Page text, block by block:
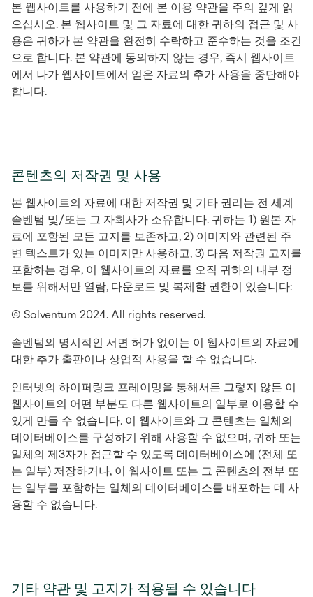
본 웹사이트를 사용하기 전에 본 이용 약관을 주의 깊게 읽
으십시오. 본 웹사이트 및 그 자료에 대한 귀하의 접근 및 사
용은 귀하가 본 약관을 완전히 수락하고 준수하는 것을 조건
으로 합니다. 본 약관에 동의하지 않는 경우, 즉시 웹사이트
에서 나가 웹사이트에서 얻은 자료의 추가 사용을 중단해야
합니다.
콘텐츠의 저작권 및 사용
본 웹사이트의 자료에 대한 저작권 및 기타 권리는 전 세계
솔벤텀 및/또는 그 자회사가 소유합니다. 귀하는 1) 원본 자
료에 포함된 모든 고지를 보존하고, 2) 이미지와 관련된 주
변 텍스트가 있는 이미지만 사용하고, 3) 다음 저작권 고지를
포함하는 경우, 이 웹사이트의 자료를 오직 귀하의 내부 정
보를 위해서만 열람, 다운로드 및 복제할 권한이 있습니다:
© Solventum 2024. All rights reserved.
솔벤텀의 명시적인 서면 허가 없이는 이 웹사이트의 자료에
대한 추가 출판이나 상업적 사용을 할 수 없습니다.
인터넷의 하이퍼링크 프레이밍을 통해서든 그렇지 않든 이
웹사이트의 어떤 부분도 다른 웹사이트의 일부로 이용할 수
있게 만들 수 없습니다. 이 웹사이트와 그 콘텐츠는 일체의
데이터베이스를 구성하기 위해 사용할 수 없으며, 귀하 또는
일체의 제3자가 접근할 수 있도록 데이터베이스에 (전체 또
는 일부) 저장하거나, 이 웹사이트 또는 그 콘텐츠의 전부 또
는 일부를 포함하는 일체의 데이터베이스를 배포하는 데 사
용할 수 없습니다.
기타 약관 및 고지가 적용될 수 있습니다